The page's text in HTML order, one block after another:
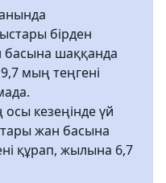
бірден
басына шаққанда
мың теңгені
кезеңінде үй
жан басына
құрап, жылына 6,7